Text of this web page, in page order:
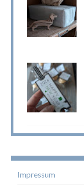
Impressum